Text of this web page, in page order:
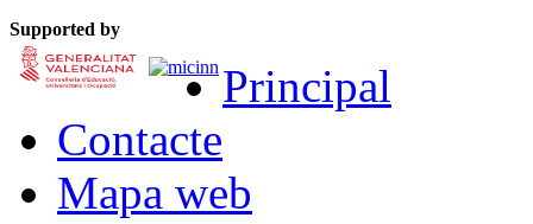
Supported by
Principal
Contacte
Mapa web